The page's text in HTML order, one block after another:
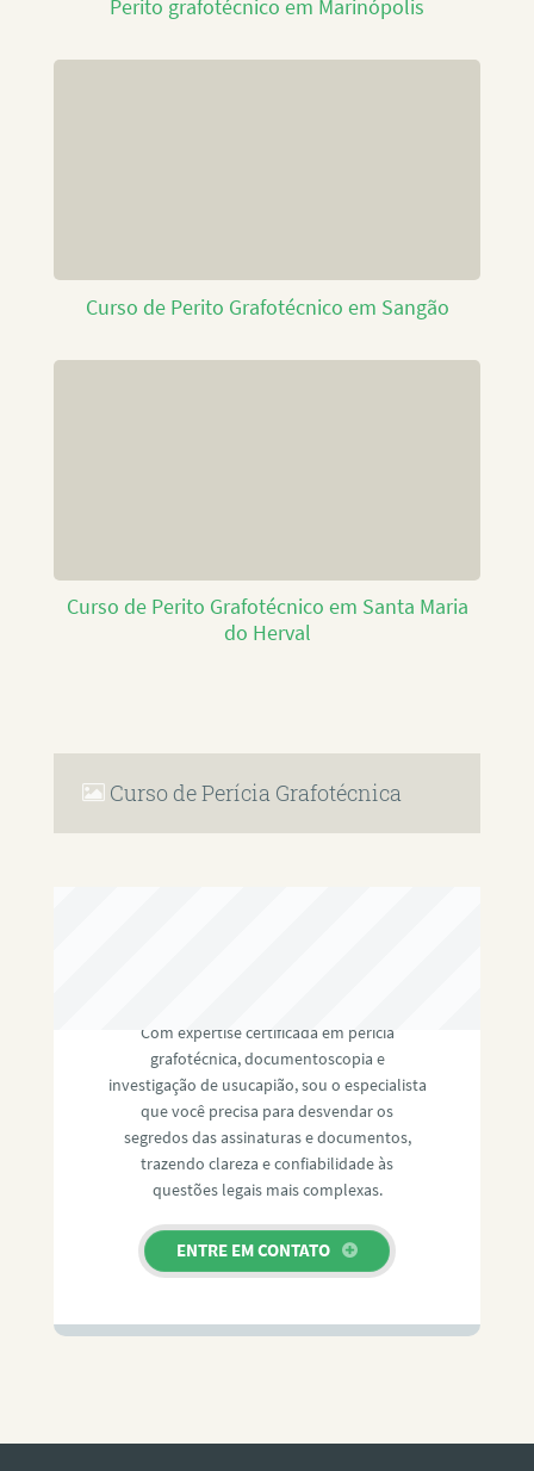
Perito grafotécnico em Marinópolis
Curso de Perito Grafotécnico em Sangão
Curso de Perito Grafotécnico em Santa Maria
do Herval
Curso de Perícia Grafotécnica
Com expertise certificada em perícia
grafotécnica, documentoscopia e
investigação de usucapião, sou o especialista
que você precisa para desvendar os
segredos das assinaturas e documentos,
trazendo clareza e confiabilidade às
questões legais mais complexas.
ENTRE EM CONTATO